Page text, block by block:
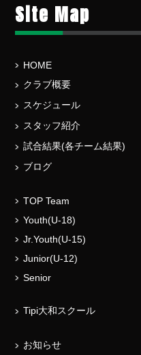
Site Map
HOME
クラブ概要
スケジュール
スタッフ紹介
試合結果(各チーム結果)
ブログ
TOP Team
Youth(U-18)
Jr.Youth(U-15)
Junior(U-12)
Senior
Tipi大和スクール
お知らせ